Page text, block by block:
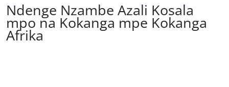
Ndenge Nzambe Azali Kosala
mpo na Kokanga mpe Kokanga
Afrika